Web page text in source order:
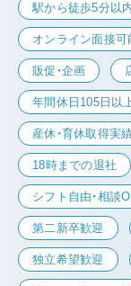
駅から徒歩5分以
オンライン面接可
販促・企画
年間休日105日以
産休・育休取得実
18時までの退社
シフト自由・相談
第二新卒歓迎
独立希望歓迎